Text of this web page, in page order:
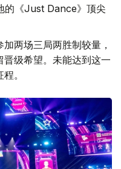
的《Just Dance》顶尖
两场三局两胜制较量，
级希望。未能达到这一
。